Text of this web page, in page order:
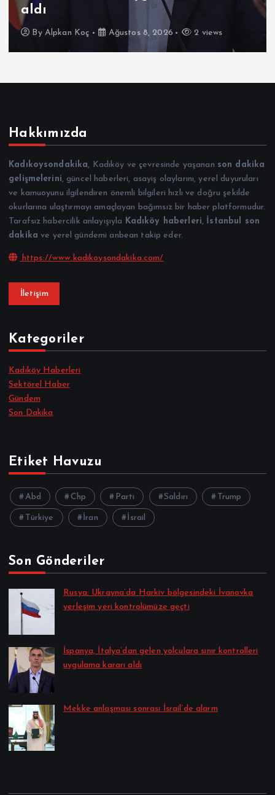
aldı
By Alpkan Koç Ağustos 8, 2026 2 views
Hakkımızda
Kadıkoysondakika, Kadıköy ve çevresinde yaşanan son dakika
gelişmelerini, güncel haberleri, asayiş olaylarını, yerel duyuruları
ve kamuoyunu ilgilendiren önemli bilgileri hızlı ve doğru şekilde
okurlarına ulaştırmayı amaçlayan bağımsız bir haber platformudur.
Tarafsız habercilik anlayışıyla Kadıköy haberleri, İstanbul son
dakika ve yerel gündemi anbean takip eder.
https://www.kadikoysondakika.com/
İletişim
Kategoriler
Kadıköy Haberleri
Sektörel Haber
Gündem
Son Dakika
Etiket Havuzu
Abd Chp Parti Saldırı Trump
Türkiye İran İsrail
Son Gönderiler
Rusya: Ukrayna’da Harkiv bölgesindeki İvanovka
yerleşim yeri kontrolümüze geçti
İspanya, İtalya’dan gelen yolculara sınır kontrolleri
uygulama kararı aldı
Mekke anlaşması sonrası İsrail’de alarm